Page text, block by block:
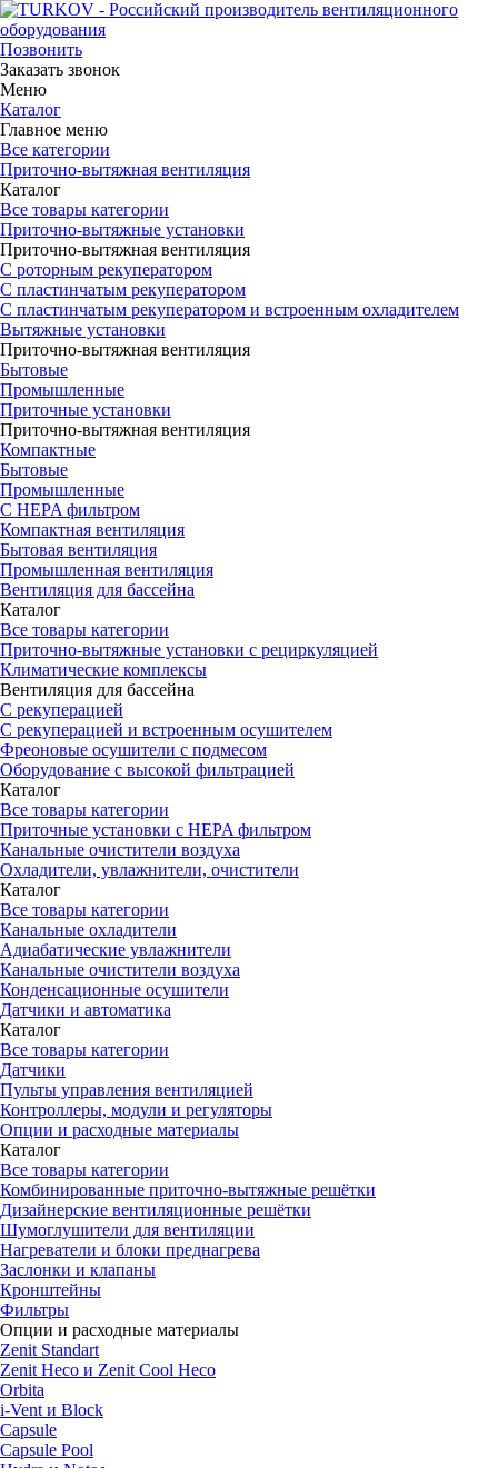
Позвонить
Заказать звонок
Меню
Каталог
Главное меню
Все категории
Приточно-вытяжная вентиляция
Каталог
Все товары категории
Приточно-вытяжные установки
Приточно-вытяжная вентиляция
С роторным рекуператором
С пластинчатым рекуператором
С пластинчатым рекуператором и встроенным охладителем
Вытяжные установки
Приточно-вытяжная вентиляция
Бытовые
Промышленные
Приточные установки
Приточно-вытяжная вентиляция
Компактные
Бытовые
Промышленные
С HEPA фильтром
Компактная вентиляция
Бытовая вентиляция
Промышленная вентиляция
Вентиляция для бассейна
Каталог
Все товары категории
Приточно-вытяжные установки с рециркуляцией
Климатические комплексы
Вентиляция для бассейна
С рекуперацией
С рекуперацией и встроенным осушителем
Фреоновые осушители с подмесом
Оборудование с высокой фильтрацией
Каталог
Все товары категории
Приточные установки c HEPA фильтром
Канальные очистители воздуха
Охладители, увлажнители, очистители
Каталог
Все товары категории
Канальные охладители
Адиабатические увлажнители
Канальные очистители воздуха
Конденсационные осушители
Датчики и автоматика
Каталог
Все товары категории
Датчики
Пульты управления вентиляцией
Контроллеры, модули и регуляторы
Опции и расходные материалы
Каталог
Все товары категории
Комбинированные приточно-вытяжные решётки
Дизайнерские вентиляционные решётки
Шумоглушители для вентиляции
Нагреватели и блоки преднагрева
Заслонки и клапаны
Кронштейны
Фильтры
Опции и расходные материалы
Zenit Standart
Zenit Heco и Zenit Cool Heco
Orbita
i-Vent и Block
Capsule
Capsule Pool